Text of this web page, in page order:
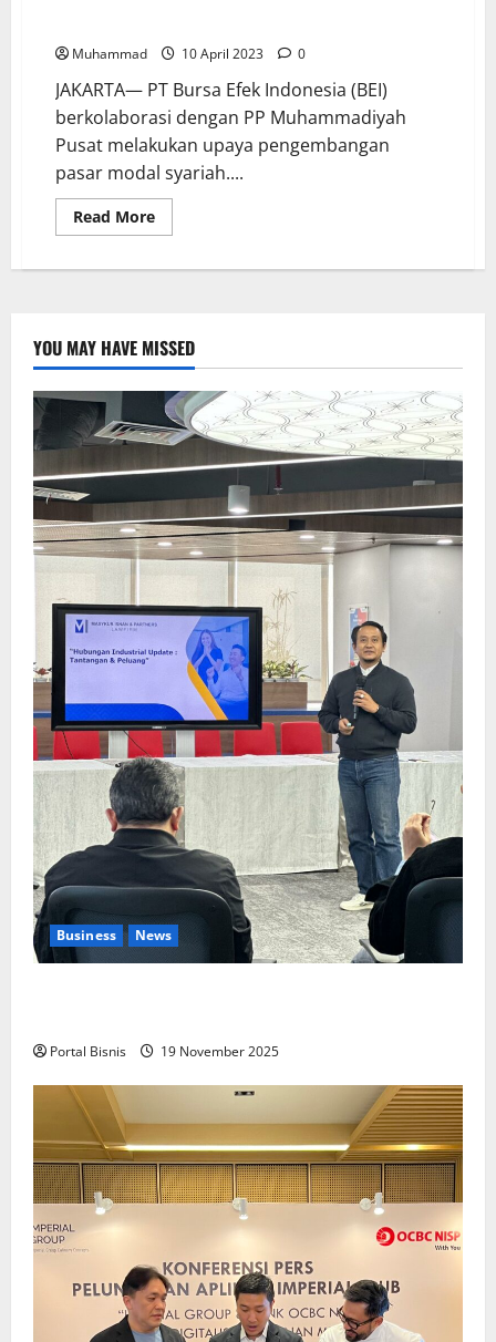
Muhammad 10 April 2023 0
JAKARTA— PT Bursa Efek Indonesia (BEI)
berkolaborasi dengan PP Muhammadiyah
Pusat melakukan upaya pengembangan
pasar modal syariah....
Read More
YOU MAY HAVE MISSED
Business News
Portal Bisnis 19 November 2025